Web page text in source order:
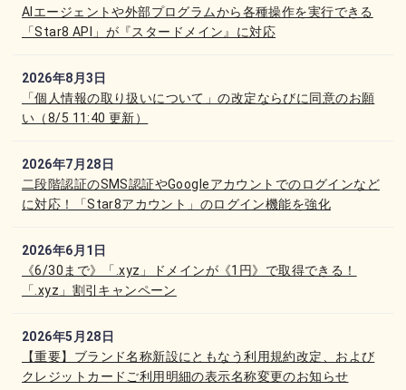
AIエージェントや外部プログラムから各種操作を実行できる
「Star8 API」が『スタードメイン』に対応
2026年8月3日
「個人情報の取り扱いについて」の改定ならびに同意のお願
い（8/5 11:40 更新）
2026年7月28日
二段階認証のSMS認証やGoogleアカウントでのログインなど
に対応！「Star8アカウント」のログイン機能を強化
2026年6月1日
《6/30まで》「.xyz」ドメインが《1円》で取得できる！
「.xyz」割引キャンペーン
2026年5月28日
【重要】ブランド名称新設にともなう利用規約改定、および
クレジットカードご利用明細の表示名称変更のお知らせ